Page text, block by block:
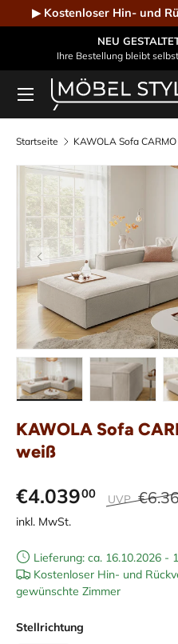
Direkt zum Inhalt
▶ Kostenloser
NEU
Ihre Bestellung bleibt
Möbel Style - Der
Suchen
Menü
Startseite KAWOLA Sofa
Vorherige
Bild 1 in Galerieansicht
Bild 2 in
KAWOLA Sofa
weiß
€4.03900 UVP
inkl. MwSt.
Lieferung: ca. 16.10.2026 -
Kostenloser Hin- und
gewünschte Zimmer
Stellrichtung